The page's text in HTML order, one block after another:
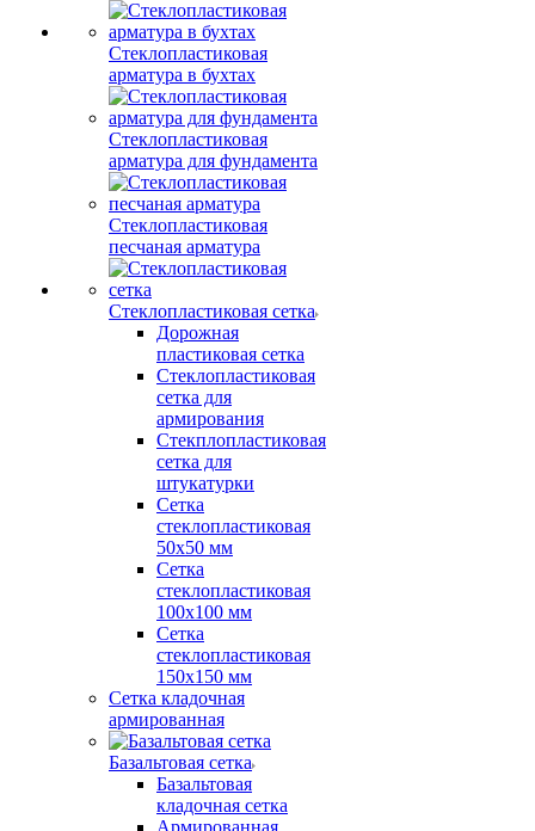
Стеклопластиковая
арматура в бухтах
Стеклопластиковая
арматура для фундамента
Стеклопластиковая
песчаная арматура
Стеклопластиковая сетка
Дорожная
пластиковая сетка
Стеклопластиковая
сетка для
армирования
Стекплопластиковая
сетка для
штукатурки
Сетка
стеклопластиковая
50x50 мм
Сетка
стеклопластиковая
100x100 мм
Сетка
стеклопластиковая
150x150 мм
Сетка кладочная
армированная
Базальтовая сетка
Базальтовая
кладочная сетка
Армированная